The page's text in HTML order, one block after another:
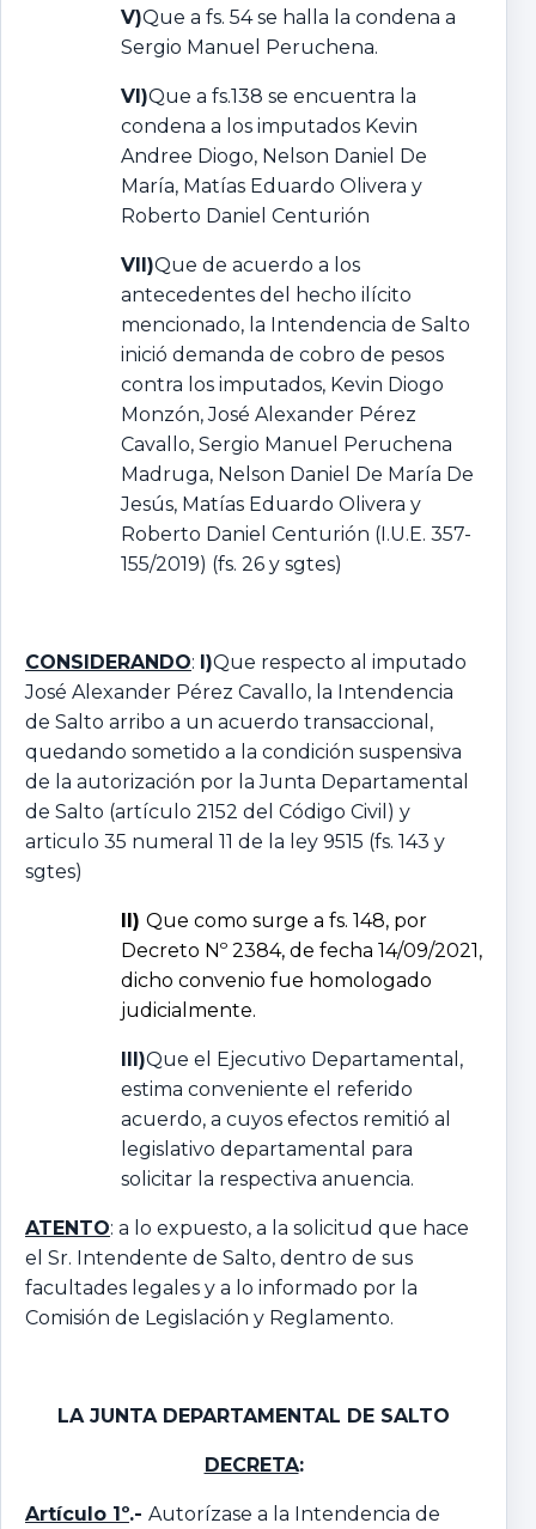
V)Que a fs. 54 se halla la condena a
Sergio Manuel Peruchena.
VI)Que a fs.138 se encuentra la
condena a los imputados Kevin
Andree Diogo, Nelson Daniel De
María, Matías Eduardo Olivera y
Roberto Daniel Centurión
VII)Que de acuerdo a los
antecedentes del hecho ilícito
mencionado, la Intendencia de Salto
inició demanda de cobro de pesos
contra los imputados, Kevin Diogo
Monzón, José Alexander Pérez
Cavallo, Sergio Manuel Peruchena
Madruga, Nelson Daniel De María De
Jesús, Matías Eduardo Olivera y
Roberto Daniel Centurión (I.U.E. 357-
155/2019) (fs. 26 y sgtes)
CONSIDERANDO: I)Que respecto al imputado
José Alexander Pérez Cavallo, la Intendencia
de Salto arribo a un acuerdo transaccional,
quedando sometido a la condición suspensiva
de la autorización por la Junta Departamental
de Salto (artículo 2152 del Código Civil) y
articulo 35 numeral 11 de la ley 9515 (fs. 143 y
sgtes)
II) Que como surge a fs. 148, por
Decreto Nº 2384, de fecha 14/09/2021,
dicho convenio fue homologado
judicialmente.
III)Que el Ejecutivo Departamental,
estima conveniente el referido
acuerdo, a cuyos efectos remitió al
legislativo departamental para
solicitar la respectiva anuencia.
ATENTO: a lo expuesto, a la solicitud que hace
el Sr. Intendente de Salto, dentro de sus
facultades legales y a lo informado por la
Comisión de Legislación y Reglamento.
LA JUNTA DEPARTAMENTAL DE SALTO
DECRETA:
Artículo 1º.- Autorízase a la Intendencia de